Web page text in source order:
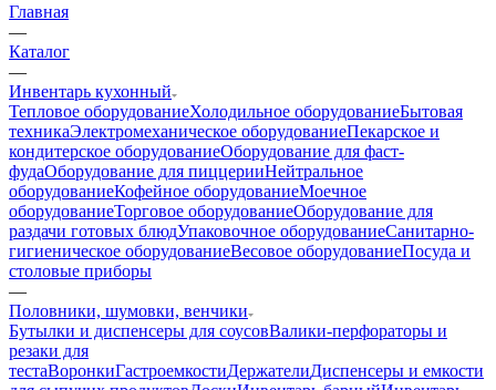
Главная
—
Каталог
—
Инвентарь кухонный
Тепловое оборудованиеХолодильное оборудованиеБытовая
техникаЭлектромеханическое оборудованиеПекарское и
кондитерское оборудованиеОборудование для фаст-
фудаОборудование для пиццерииНейтральное
оборудованиеКофейное оборудованиеМоечное
оборудованиеТорговое оборудованиеОборудование для
раздачи готовых блюдУпаковочное оборудованиеСанитарно-
гигиеническое оборудованиеВесовое оборудованиеПосуда и
столовые приборы
—
Половники, шумовки, венчики
Бутылки и диспенсеры для соусовВалики-перфораторы и
резаки для
тестаВоронкиГастроемкостиДержателиДиспенсеры и емкости